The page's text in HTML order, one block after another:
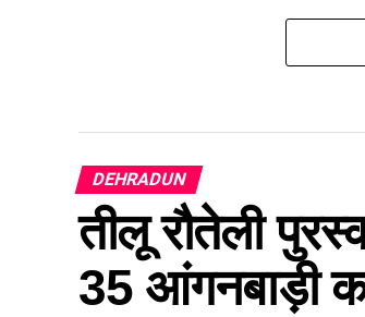
DEHRADUN
तीलू रौतेली
35 आंगनबाड़ी